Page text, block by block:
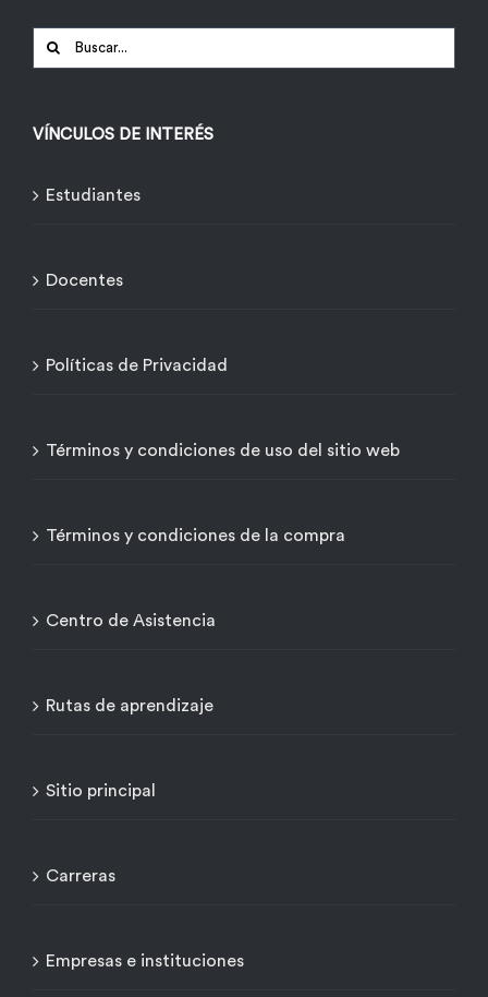
Buscar:
VÍNCULOS DE INTERÉS
Estudiantes
Docentes
Políticas de Privacidad
Términos y condiciones de uso del sitio web
Términos y condiciones de la compra
Centro de Asistencia
Rutas de aprendizaje
Sitio principal
Carreras
Empresas e instituciones